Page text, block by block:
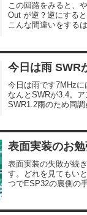
この回路をみると、
Out が逆？逆にする
こんな間違いをする
今日は雨 SWR
今日は雨です7MHz
なんとSWRが3.4。
SWR1.2雨のため同調
表面実装のお
表面実装の失敗が続
す。どれを見てもい
つでESP32の裏側の